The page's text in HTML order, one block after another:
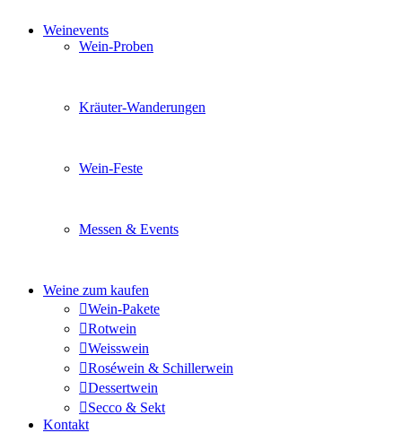
Weinevents
Wein-Proben
Kräuter-Wanderungen
Wein-Feste
Messen & Events
Weine zum kaufen
Wein-Pakete
Rotwein
Weisswein
Roséwein & Schillerwein
Dessertwein
Secco & Sekt
Kontakt